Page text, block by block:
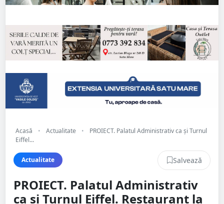
Acasă • Actualitate •
PROIECT. Palatul Administrativ ca și Turnul
Eiffel...
Actualitate Salvează
PROIECT. Palatul Administrativ
ca și Turnul Eiffel. Restaurant la